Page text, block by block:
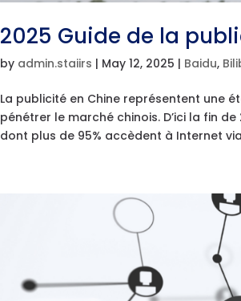
2025 Guide de la
by admin.staiirs | May 12, 2025 | Baidu,
La publicité en Chine représentent une
pénétrer le marché chinois. D’ici la fin
dont plus de 95% accèdent à Internet